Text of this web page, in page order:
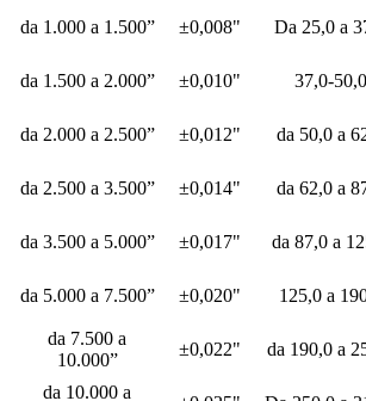
da 1.000 a 1.500” ±0,008" Da 25,0 a
da 1.500 a 2.000” ±0,010" 37,0-50,0
da 2.000 a 2.500” ±0,012" da 50,0 a
da 2.500 a 3.500” ±0,014" da 62,0 a
da 3.500 a 5.000” ±0,017" da 87,0 a
da 5.000 a 7.500” ±0,020" 125,0 a
da 7.500 a
10.000”
±0,022" da 190,0 a
da 10.000 a